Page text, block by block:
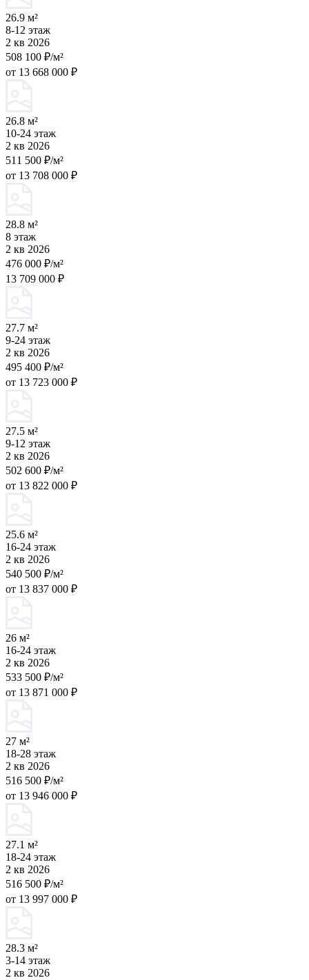
26.9 м²
8-12 этаж
2 кв 2026
508 100 ₽/м²
от 13 668 000 ₽
26.8 м²
10-24 этаж
2 кв 2026
511 500 ₽/м²
от 13 708 000 ₽
28.8 м²
8 этаж
2 кв 2026
476 000 ₽/м²
13 709 000 ₽
27.7 м²
9-24 этаж
2 кв 2026
495 400 ₽/м²
от 13 723 000 ₽
27.5 м²
9-12 этаж
2 кв 2026
502 600 ₽/м²
от 13 822 000 ₽
25.6 м²
16-24 этаж
2 кв 2026
540 500 ₽/м²
от 13 837 000 ₽
26 м²
16-24 этаж
2 кв 2026
533 500 ₽/м²
от 13 871 000 ₽
27 м²
18-28 этаж
2 кв 2026
516 500 ₽/м²
от 13 946 000 ₽
27.1 м²
18-24 этаж
2 кв 2026
516 500 ₽/м²
от 13 997 000 ₽
28.3 м²
3-14 этаж
2 кв 2026